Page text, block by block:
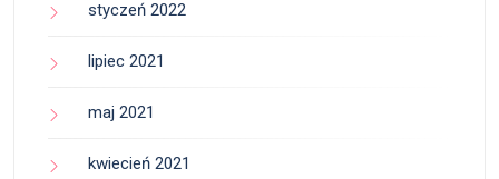
styczeń 2022
lipiec 2021
maj 2021
kwiecień 2021